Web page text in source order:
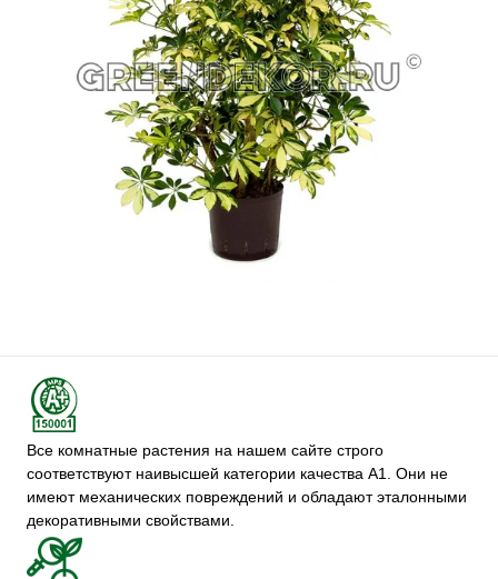
Все комнатные растения на нашем сайте строго
соответствуют наивысшей категории качества А1. Они не
имеют механических повреждений и обладают эталонными
декоративными свойствами.